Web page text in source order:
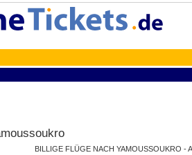
BILLIGE FLÜGE NACH YAMOUSSOUKRO -